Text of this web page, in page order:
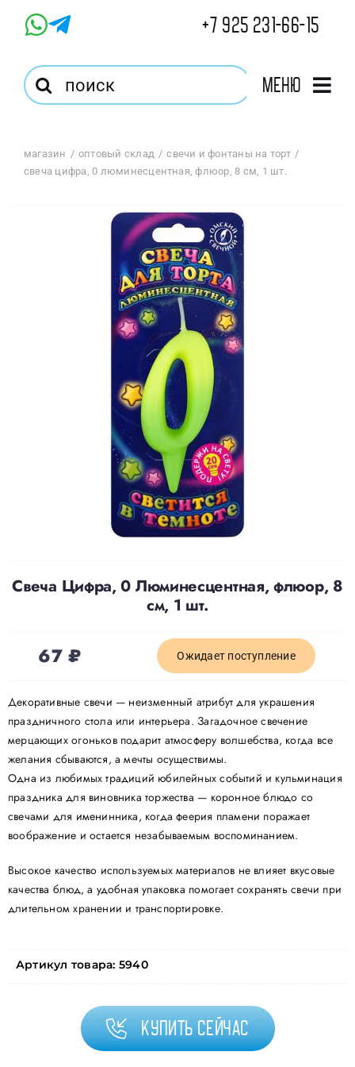
+7 925 231-66-15
Результат
поиска:
Меню
Магазин
Оптовый Магазин
Политика конфиденциальности
магазин оптовый склад
свечи и фонтаны на торт
свеча цифра, 0 люминесцентная, флюор, 8 см, 1 шт.
Свеча Цифра, 0 Люминесцентная, флюор, 8
см, 1 шт.
67₽ Ожидает поступление
Декоративные свечи — неизменный атрибут для украшения
праздничного стола или интерьера. Загадочное свечение
мерцающих огоньков подарит атмосферу волшебства, когда все
желания сбываются, а мечты осуществимы.
Одна из любимых традиций юбилейных событий и кульминация
праздника для виновника торжества — коронное блюдо со
свечами для именинника, когда феерия пламени поражает
воображение и остается незабываемым воспоминанием.
Высокое качество используемых материалов не влияет вкусовые
качества блюд, а удобная упаковка помогает сохранять свечи при
длительном хранении и транспортировке.
Артикул товара: 5940
Купить сейчас